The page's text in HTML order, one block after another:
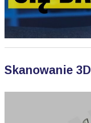
Skanowanie 3D